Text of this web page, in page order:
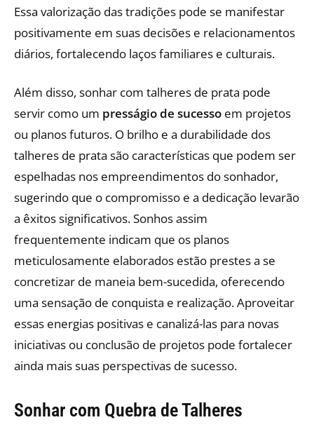
Essa valorização das tradições pode se manifestar
positivamente em suas decisões e relacionamentos
diários, fortalecendo laços familiares e culturais.
Além disso, sonhar com talheres de prata pode
servir como um presságio de sucesso em projetos
ou planos futuros. O brilho e a durabilidade dos
talheres de prata são características que podem ser
espelhadas nos empreendimentos do sonhador,
sugerindo que o compromisso e a dedicação levarão
a êxitos significativos. Sonhos assim
frequentemente indicam que os planos
meticulosamente elaborados estão prestes a se
concretizar de maneia bem-sucedida, oferecendo
uma sensação de conquista e realização. Aproveitar
essas energias positivas e canalizá-las para novas
iniciativas ou conclusão de projetos pode fortalecer
ainda mais suas perspectivas de sucesso.
Sonhar com Quebra de Talheres